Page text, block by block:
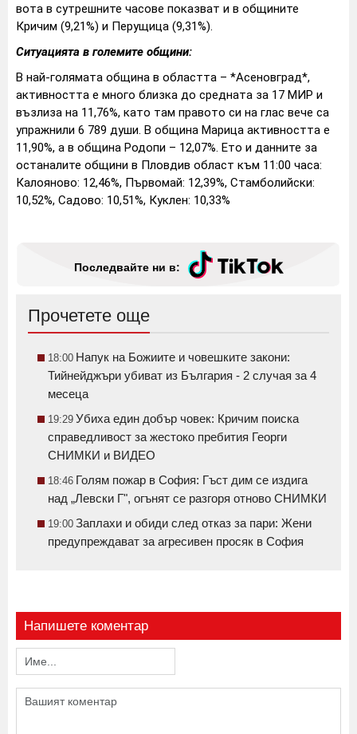
вота в сутрешните часове показват и в общините
Кричим (9,21%) и Перущица (9,31%).
Ситуацията в големите общини:
В най-голямата община в областта – *Асеновград*,
активността е много близка до средната за 17 МИР и
възлиза на 11,76%, като там правото си на глас вече са
упражнили 6 789 души. В община Марица активността е
11,90%, а в община Родопи – 12,07%. Ето и данните за
останалите общини в Пловдив област към 11:00 часа:
Калояново: 12,46%, Първомай: 12,39%, Стамболийски:
10,52%, Садово: 10,51%, Куклен: 10,33%
Последвайте ни в:
Прочетете още
18:00 Напук на Божиите и човешките закони:
Тийнейджъри убиват из България - 2 случая за 4
месеца
19:29 Убиха един добър човек: Кричим поиска
справедливост за жестоко пребития Георги
СНИМКИ и ВИДЕО
18:46 Голям пожар в София: Гъст дим се издига
над „Левски Г", огънят се разгоря отново СНИМКИ
19:00 Заплахи и обиди след отказ за пари: Жени
предупреждават за агресивен просяк в София
Напишете коментар